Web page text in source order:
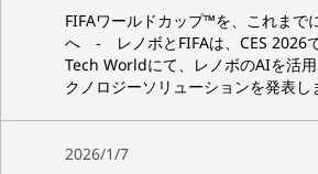
FIFAワールドカップ™を、これまで
へ ‐ レノボとFIFAは、CES 2026
Tech Worldにて、レノボのAIを活
クノロジーソリューションを発表し
2026/1/7